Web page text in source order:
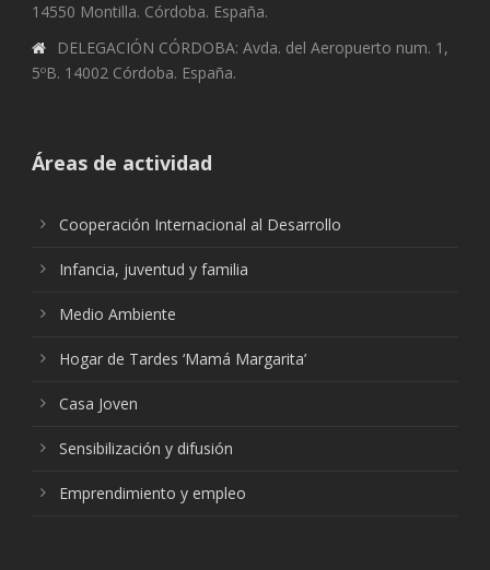
14550 Montilla. Córdoba. España.
DELEGACIÓN CÓRDOBA: Avda. del Aeropuerto num. 1,
5ºB. 14002 Córdoba. España.
Áreas de actividad
Cooperación Internacional al Desarrollo
Infancia, juventud y familia
Medio Ambiente
Hogar de Tardes ‘Mamá Margarita’
Casa Joven
Sensibilización y difusión
Emprendimiento y empleo